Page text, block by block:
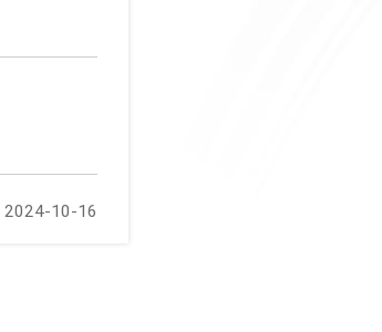
2024-10-16